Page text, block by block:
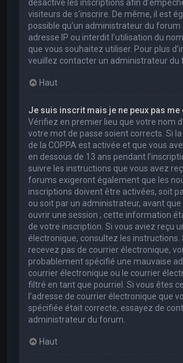
désactivé les inscriptions afin
visiteurs de s’inscrire. De même, il est
possible qu’un administrateur du
adresse IP ou interdit l’utilisation du
que vous souhaitez utiliser. Pour plus
veuillez contacter un administrateur du
Haut
Je suis inscrit mais je ne peux pas me
Vérifiez en premier lieu que votre nom
votre mot de passe soient corrects. Si
de la COPPA est activée et que vous
en dessous de 13 ans pendant
suivre les instructions que vous avez
forums exigeront également que les
inscriptions doivent être activées, soit
ou soit par un administrateur, avant
ouvrir une session ; cette information
de votre inscription. Si vous aviez reçu
électronique, consultez les instructions.
recevez pas de courrier électronique,
probablement spécifié une mauvaise
courrier électronique ou le courrier
filtré en tant que pourriel. Si vous êtes
l’adresse de courrier électronique que
spécifiée était correcte, essayez de
administrateur du forum.
Haut